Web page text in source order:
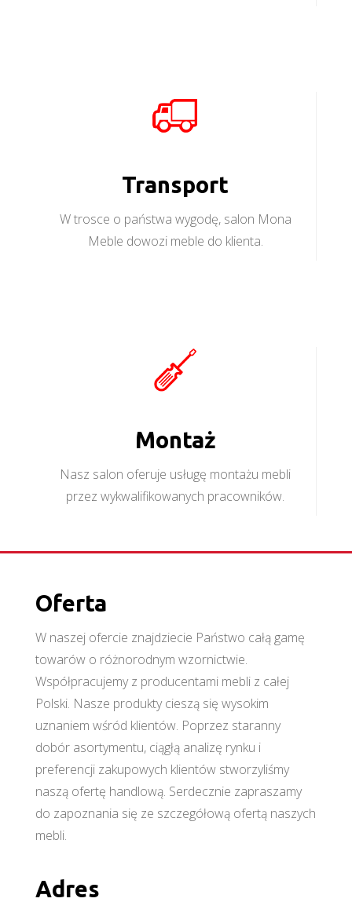
Transport
W trosce o państwa wygodę, salon Mona
Meble dowozi meble do klienta.
Montaż
Nasz salon oferuje usługę montażu mebli
przez wykwalifikowanych pracowników.
Oferta
W naszej ofercie znajdziecie Państwo całą gamę
towarów o różnorodnym wzornictwie.
Współpracujemy z producentami mebli z całej
Polski. Nasze produkty cieszą się wysokim
uznaniem wśród klientów. Poprzez staranny
dobór asortymentu, ciągłą analizę rynku i
preferencji zakupowych klientów stworzyliśmy
naszą ofertę handlową. Serdecznie zapraszamy
do zapoznania się ze szczegółową ofertą naszych
mebli.
Adres